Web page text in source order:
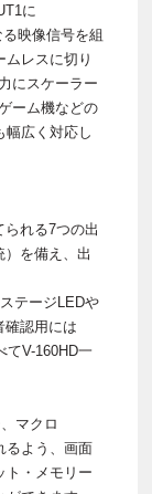
に
映像信号を組
レスに切り
にスケーラー
ーム機などの
幅広く対応し
れる7つの出
を備え、出
テージLEDや
確認用には
てV-160HD一
マクロ
るよう、画面
ト・メモリー